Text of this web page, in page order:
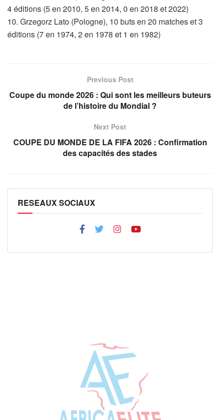
4 éditions (5 en 2010, 5 en 2014, 0 en 2018 et 2022)
10. Grzegorz Lato (Pologne), 10 buts en 20 matches et 3
éditions (7 en 1974, 2 en 1978 et 1 en 1982)
Previous Post
Coupe du monde 2026 : Qui sont les meilleurs buteurs
de l’histoire du Mondial ?
Next Post
COUPE DU MONDE DE LA FIFA 2026 : Confirmation
des capacités des stades
RESEAUX SOCIAUX